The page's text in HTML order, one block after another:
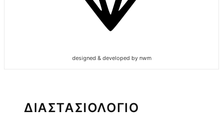
designed & developed by nwm
ΔΙΑΣΤΑΣΙΟΛΟΓΙΟ